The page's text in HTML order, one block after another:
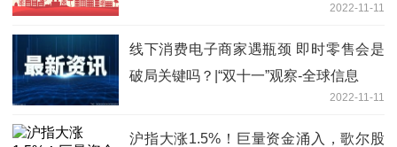
2022-11-11
线下消费电子商家遇瓶颈 即时零售会是
破局关键吗？|“双十一”观察-全球信息
2022-11-11
沪指大涨1.5%！巨量资金涌入，歌尔股